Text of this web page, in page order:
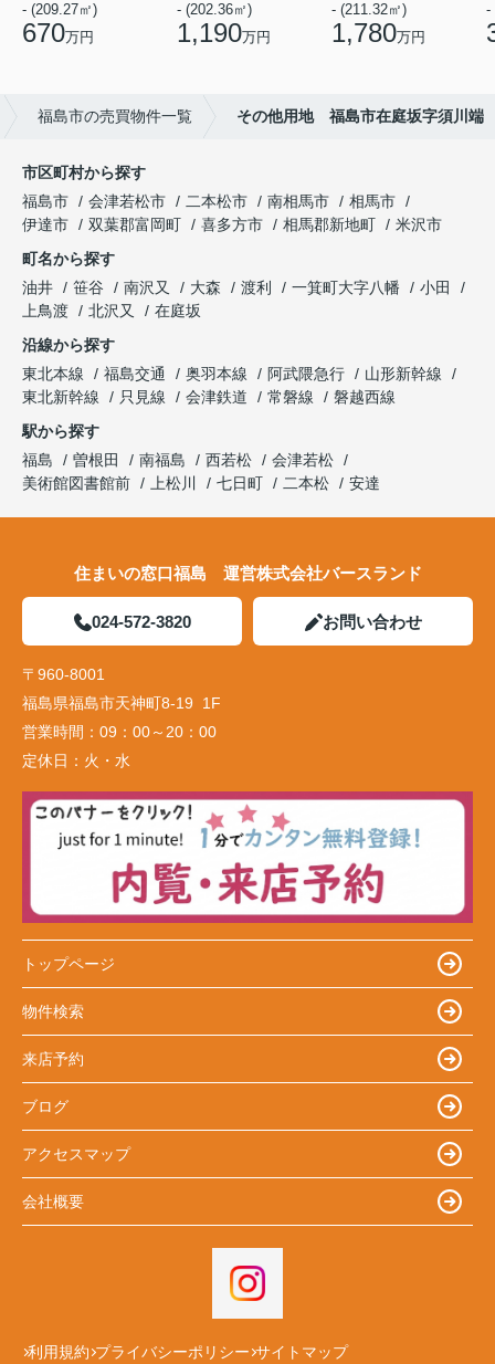
- (209.27㎡)
670万円
- (202.36㎡)
1,190万円
- (211.32㎡)
1,780万円
-
福島市の売買物件一覧 その他用地 福島市在庭坂字須川端
市区町村から探す
福島市
会津若松市 二本松市 南相馬市
相馬市
伊達市
双葉郡富岡町 喜多方市 相馬郡新地町
米沢市
町名から探す
油井
笹谷 南沢又 大森 渡利 一箕町大字八幡
小田
上鳥渡
北沢又
在庭坂
沿線から探す
東北本線
福島交通 奥羽本線 阿武隈急行
山形新幹線
東北新幹線
只見線 会津鉄道 常磐線
磐越西線
駅から探す
福島
曽根田 南福島 西若松
会津若松
美術館図書館前
上松川 七日町 二本松 安達
住まいの窓口福島 運営株式会社バースランド
024-572-3820 お問い合わせ
〒960-8001
福島県福島市天神町8-19 1F
営業時間： 09：00～20：00
定休日： 火・水
トップページ
物件検索
来店予約
ブログ
アクセスマップ
会社概要
利用規約 プライバシーポリシー サイトマップ